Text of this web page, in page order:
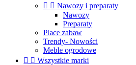
  Nawozy i preparaty
Nawozy
Preparaty
Place zabaw
Trendy- Nowości
Meble ogrodowe
  Wszystkie marki